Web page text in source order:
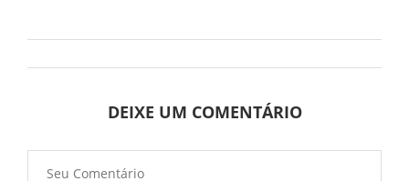
DEIXE UM COMENTÁRIO